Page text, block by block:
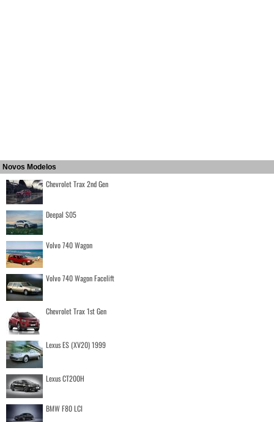
Novos Modelos
Chevrolet Trax 2nd Gen
Deepal S05
Volvo 740 Wagon
Volvo 740 Wagon Facelift
Chevrolet Trax 1st Gen
Lexus ES (XV20) 1999
Lexus CT200H
BMW F80 LCI